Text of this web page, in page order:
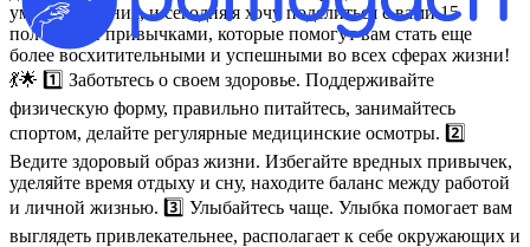
умные создания, и сегодня я хочу поделиться с вами 15
полезными привычками, которые помогут вам стать еще
более восхитительными и успешными во всех сферах жизни!
💃🌟 1️⃣ Заботьтесь о своем здоровье. Поддерживайте
физическую форму, правильно питайтесь, занимайтесь
спортом, делайте регулярные медицинские осмотры. 2️⃣
Ведите здоровый образ жизни. Избегайте вредных привычек,
уделяйте время отдыху и сну, находите баланс между работой
и личной жизнью. 3️⃣ Улыбайтесь чаще. Улыбка помогает вам
выглядеть привлекательнее, располагает к себе окружающих и